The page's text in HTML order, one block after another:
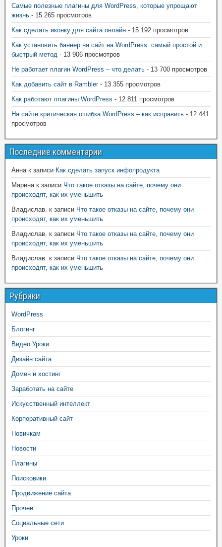
Самые полезные плагины для WordPress, которые упрощают
жизнь - 15 265 просмотров
Как сделать иконку для сайта онлайн - 15 192 просмотров
Как установить баннер на сайт на WordPress: самый простой и
быстрый метод - 13 906 просмотров
Не работает плагин WordPress – что делать - 13 700 просмотров
Как добавить сайт в Rambler- 13 355 просмотров
Как работают плагины WordPress - 12 811 просмотров
На сайте критическая ошибка WordPress – как исправить - 12 441
просмотров
Последние комментарии
Аннак записи Как сделать запуск инфопродукта
Маринак записи Что такое отказы на сайте, почему они
происходят, как их уменьшить
Владислав. к записи Что такое отказы на сайте, почему они
происходят, как их уменьшить
Владислав. к записи Что такое отказы на сайте, почему они
происходят, как их уменьшить
Владислав. к записи Что такое отказы на сайте, почему они
происходят, как их уменьшить
Рубрики
WordPress
Блогинг
Видео Уроки
Дизайн сайта
Домен и хостинг
Заработать на сайте
Искусственный интеллект
Корпоративный сайт
Новичкам
Новости
Плагины
Поисковики
Продвижение сайта
Прочее
Социальные сети
Уроки